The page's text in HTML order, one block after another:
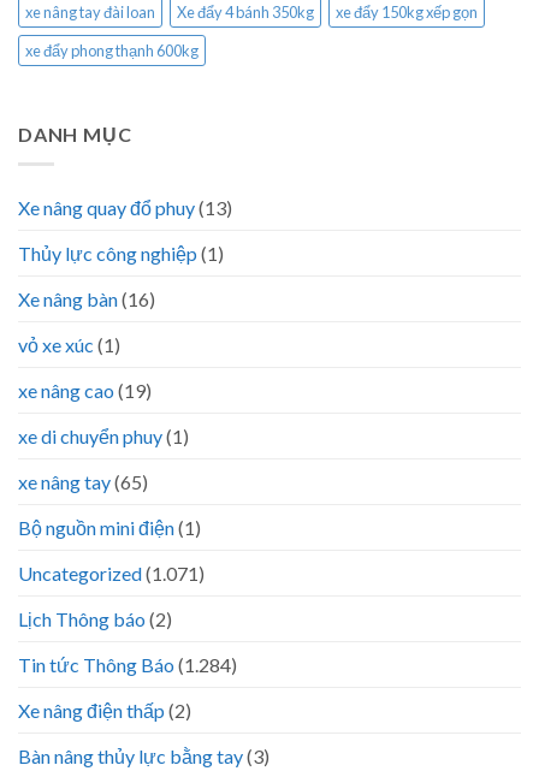
xe nâng tay đài loan
Xe đẩy 4 bánh 350kg
xe đẩy 150kg xếp gọn
xe đẩy phong thạnh 600kg
DANH MỤC
Xe nâng quay đổ phuy(13)
Thủy lực công nghiệp (1)
Xe nâng bàn(16)
vỏ xe xúc (1)
xe nâng cao (19)
xe di chuyển phuy(1)
xe nâng tay(65)
Bộ nguồn mini điện(1)
Uncategorized(1.071)
Lịch Thông báo (2)
Tin tức Thông Báo (1.284)
Xe nâng điện thấp (2)
Bàn nâng thủy lực bằng tay(3)